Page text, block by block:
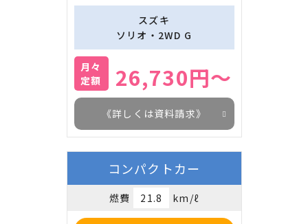
スズキ
ソリオ・2WD G
月々
定額
26,730円～
《詳しくは資料請求》
コンパクトカー
燃費 21.8 km/ℓ